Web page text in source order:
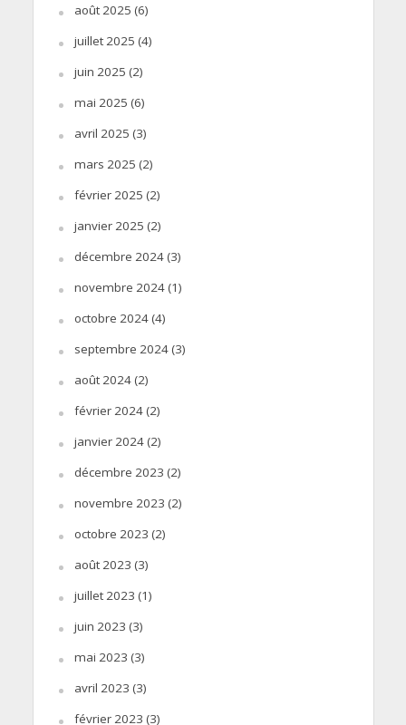
août 2025 (6)
juillet 2025 (4)
juin 2025 (2)
mai 2025 (6)
avril 2025 (3)
mars 2025 (2)
février 2025 (2)
janvier 2025 (2)
décembre 2024(3)
novembre 2024(1)
octobre 2024(4)
septembre 2024(3)
août 2024(2)
février 2024(2)
janvier 2024(2)
décembre 2023 (2)
novembre 2023 (2)
octobre 2023 (2)
août 2023 (3)
juillet 2023 (1)
juin 2023 (3)
mai 2023 (3)
avril 2023 (3)
février 2023 (3)